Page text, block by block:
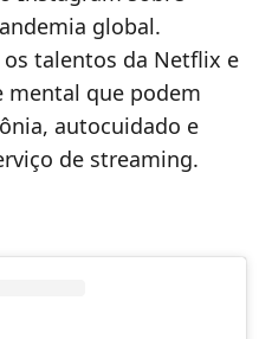
global.
talentos da Netflix e
mental que podem
autocuidado e
de streaming.